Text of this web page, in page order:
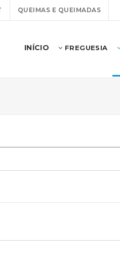
QUEIMAS E QUEIMADAS
INÍCIO FREGUESIA